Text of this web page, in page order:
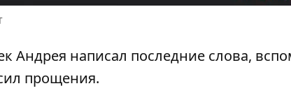
Андрея написал последние слова,
прощения.